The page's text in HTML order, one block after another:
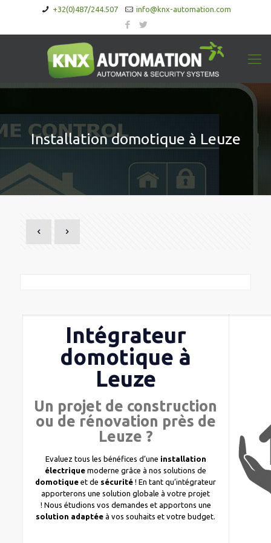
+32(0)487/244.507 info@knx-automation.com
Installation domotique à Leuze
Intégrateur
domotique à
Leuze
Un projet de construction
ou de rénovation près de
Leuze ?
Evaluez tous les bénéfices d’une installation
électrique moderne grâce à nos solutions de
domotique et de sécurité ! En tant qu’intégrateur
apporterons une solution globale à votre projet
! Nous étudions vos demandes et apportons une
solution adaptéeà vos souhaits et votre budget.